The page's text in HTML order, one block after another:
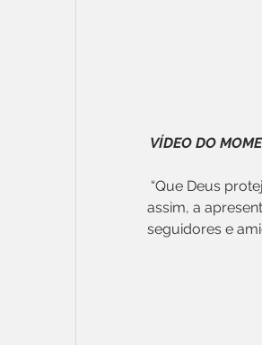
VÍDEO DO
assim, a
seguidores e